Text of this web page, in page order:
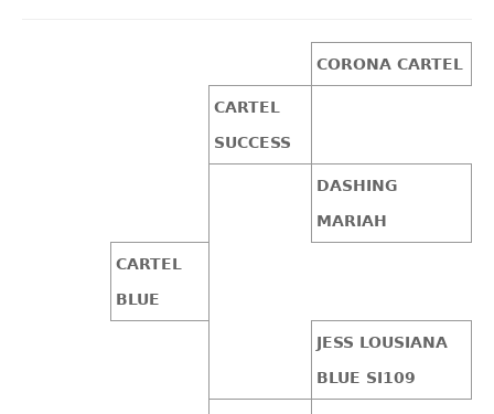
CORONA CARTEL
CARTEL
SUCCESS
DASHING
MARIAH
CARTEL
BLUE
JESS LOUSIANA
BLUE SI109